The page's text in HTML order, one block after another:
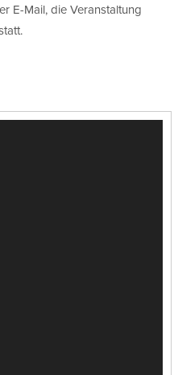
E-Mail, die Veranstaltung